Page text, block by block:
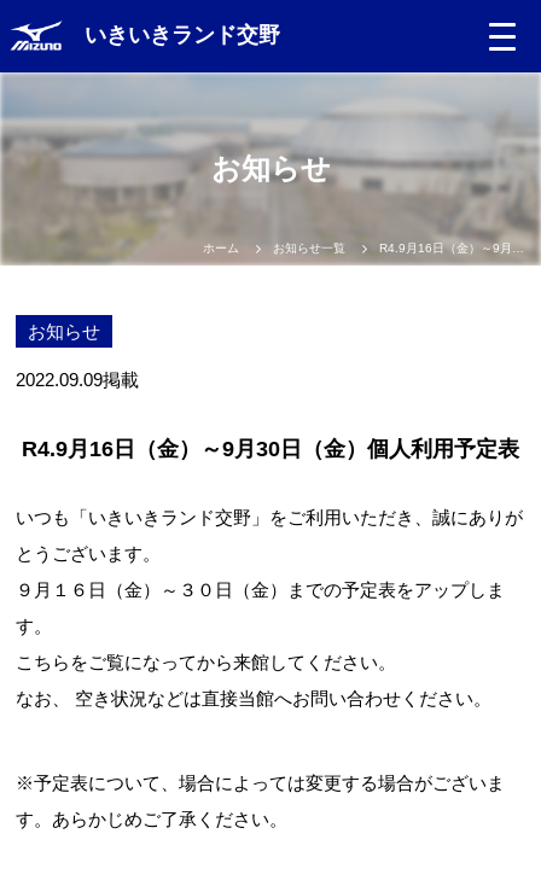
いきいきランド交野
交野市施設予約システム
お知らせ
ホーム お知らせ一覧
お知らせ
2022.09.09掲載
R4.9月16日（金）～9月30日（金）個人利用予定表
いつも「いきいきランド交野」をご利用いただき、誠にありが
とうございます。
９月１６日（金）～３０日（金）までの予定表をアップしま
す。
こちらをご覧になってから来館してください。
なお、 空き状況などは直接当館へお問い合わせください。
※予定表について、場合によっては変更する場合がございま
す。あらかじめご了承ください。